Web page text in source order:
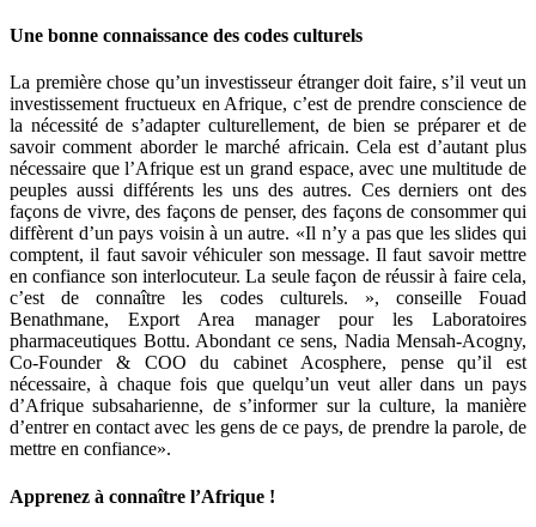
Une bonne connaissance des codes culturels
La première chose qu’un investisseur étranger doit faire, s’il veut un
investissement fructueux en Afrique, c’est de prendre conscience de
la nécessité de s’adapter culturellement, de bien se préparer et de
savoir comment aborder le marché africain. Cela est d’autant plus
nécessaire que l’Afrique est un grand espace, avec une multitude de
peuples aussi différents les uns des autres. Ces derniers ont des
façons de vivre, des façons de penser, des façons de consommer qui
diffèrent d’un pays voisin à un autre. «Il n’y a pas que les slides qui
comptent, il faut savoir véhiculer son message. Il faut savoir mettre
en confiance son interlocuteur. La seule façon de réussir à faire cela,
c’est de connaître les codes culturels. », conseille Fouad
Benathmane, Export Area manager pour les Laboratoires
pharmaceutiques Bottu. Abondant ce sens, Nadia Mensah-Acogny,
Co-Founder & COO du cabinet Acosphere, pense qu’il est
nécessaire, à chaque fois que quelqu’un veut aller dans un pays
d’Afrique subsaharienne, de s’informer sur la culture, la manière
d’entrer en contact avec les gens de ce pays, de prendre la parole, de
mettre en confiance».
Apprenez à connaître l’Afrique !